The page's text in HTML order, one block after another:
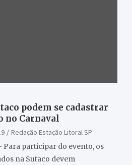
podem se cadastrar
no Carnaval
Redação Estação Litoral SP
Para participar do evento, os
na Sutaco devem